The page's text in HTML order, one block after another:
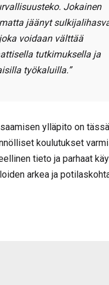
Jokainen
jäänyt
voidaan välttää
tutkimuksella ja
työkaluilla.”
ylläpito on
koulutukset
tieto ja parhaat
arkea ja